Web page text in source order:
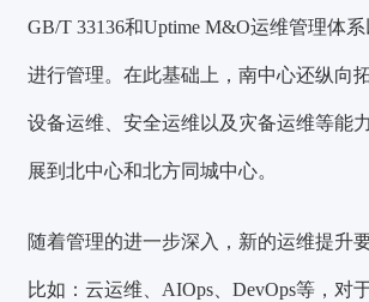
GB/T 33136和Uptime M&O运维管理体
进行管理。在此基础上，南中心还纵向
设备运维、安全运维以及灾备运维等能
展到北中心和北方同城中心。
随着管理的进一步深入，新的运维提升
比如：云运维、AIOps、DevOps等，对